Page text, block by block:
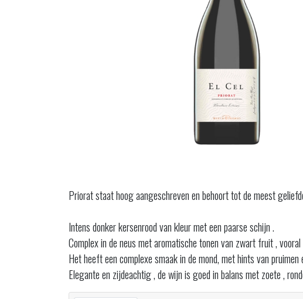
Priorat staat hoog aangeschreven en behoort tot de meest
Intens donker kersenrood van kleur met een paarse schijn .
Complex in de neus met aromatische tonen van zwart fruit ,
Het heeft een complexe smaak in de mond, met hints van pruimen
Elegante en zijdeachtig , de wijn is goed in balans met zoete ,